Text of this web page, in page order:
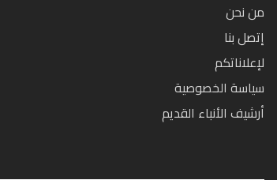
من نحن
إتصل بنا
لإعلاناتكم
سياسة الخصوصية
أرشيف الأنباء القديم